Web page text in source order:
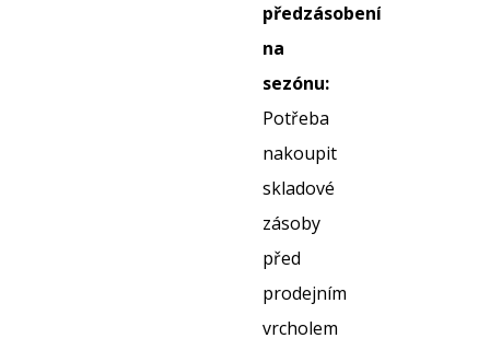
předzásobení
na
sezónu:
Potřeba
nakoupit
skladové
zásoby
před
prodejním
vrcholem